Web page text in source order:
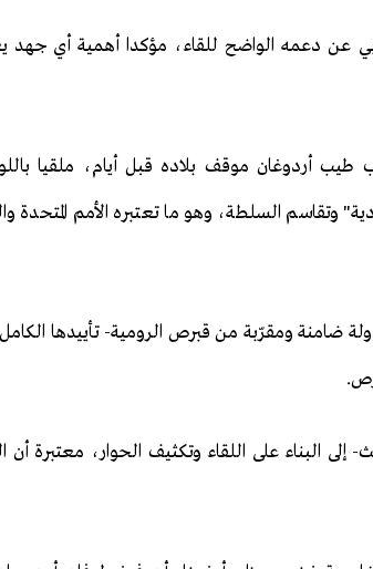
عن دعمه الواضح للقاء، مؤكدا أهمية أي
طيب أردوغان موقف بلاده قبل أيام، ملقيا
وتقاسم السلطة، وهو ما تعتبره الأمم المتحدة
ضامنة ومقرّبة من قبرص الرومية- تأييدها الكامل
إلى البناء على اللقاء وتكثيف الحوار، معتبرة